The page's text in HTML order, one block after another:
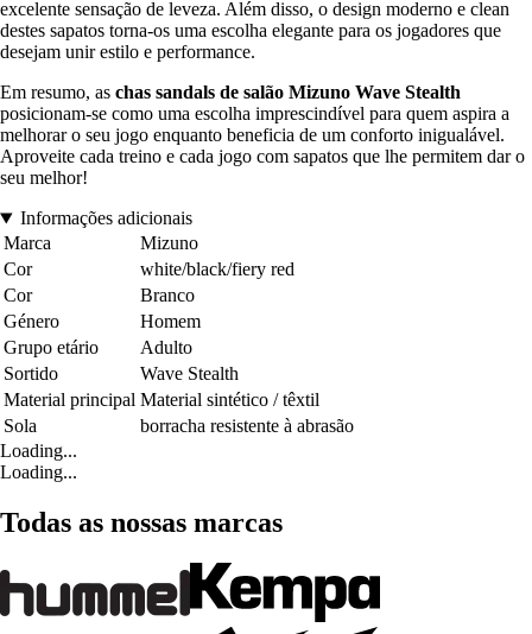
excelente sensação de leveza. Além disso, o design moderno e clean
destes sapatos torna-os uma escolha elegante para os jogadores que
desejam unir estilo e performance.
Em resumo, as chas sandals de salão Mizuno Wave Stealth
posicionam-se como uma escolha imprescindível para quem aspira a
melhorar o seu jogo enquanto beneficia de um conforto inigualável.
Aproveite cada treino e cada jogo com sapatos que lhe permitem dar o
seu melhor!
Informações adicionais
Marca
Mizuno
Cor
white/black/fiery red
Cor
Branco
Género
Homem
Grupo etário
Adulto
Sortido
Wave Stealth
Material principal Material sintético / têxtil
Sola
borracha resistente à abrasão
Loading...
Loading...
Todas as nossas marcas